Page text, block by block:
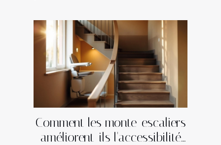
Comment les monte-escaliers
améliorent-ils l'accessibilité